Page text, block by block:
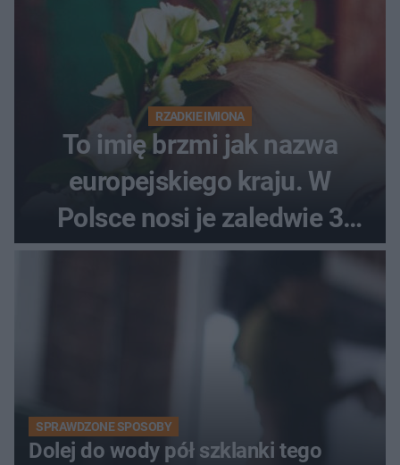
RZADKIE IMIONA
To imię brzmi jak nazwa
europejskiego kraju. W
Polsce nosi je zaledwie 3
kobiety
SPRAWDZONE SPOSOBY
Dolej do wody pół szklanki tego